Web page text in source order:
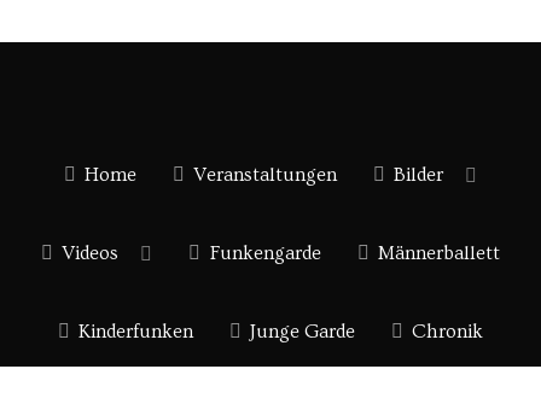
Home Veranstaltungen Bilder
Videos Funkengarde Männerballett
Kinderfunken Junge Garde Chronik